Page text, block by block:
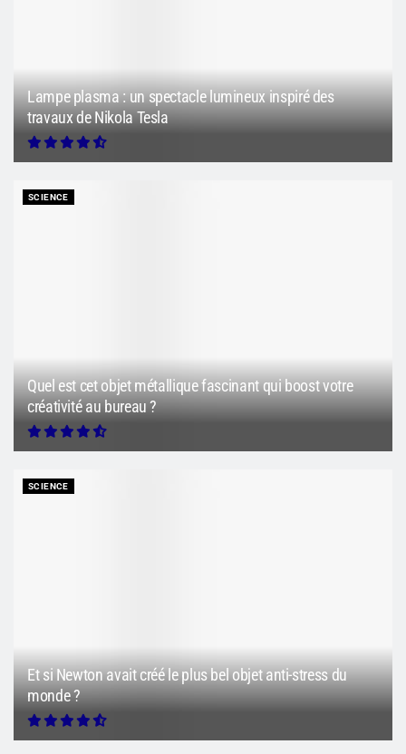
Lampe plasma : un spectacle lumineux inspiré des
travaux de Nikola Tesla
SCIENCE
Quel est cet objet métallique fascinant qui boost votre
créativité au bureau ?
SCIENCE
Et si Newton avait créé le plus bel objet anti-stress du
monde ?